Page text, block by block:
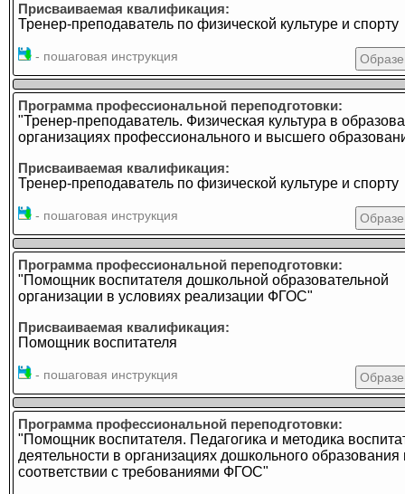
Присваиваемая квалификация:
Тренер-преподаватель по физической культуре и спорту
- пошаговая инструкция
Программа профессиональной переподготовки:
"Тренер-преподаватель. Физическая культура в
организациях профессионального и высшего
Присваиваемая квалификация:
Тренер-преподаватель по физической культуре и спорту
- пошаговая инструкция
Программа профессиональной переподготовки:
"Помощник воспитателя дошкольной образовательной
организации в условиях реализации ФГОС"
Присваиваемая квалификация:
Помощник воспитателя
- пошаговая инструкция
Программа профессиональной переподготовки:
"Помощник воспитателя. Педагогика и методика
деятельности в организациях дошкольного образования
соответствии с требованиями ФГОС"